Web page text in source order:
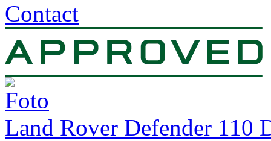
Contact
Land Rover Defender 110